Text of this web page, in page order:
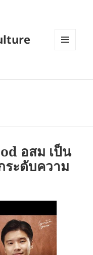
อสม เป็น
ระดับความ